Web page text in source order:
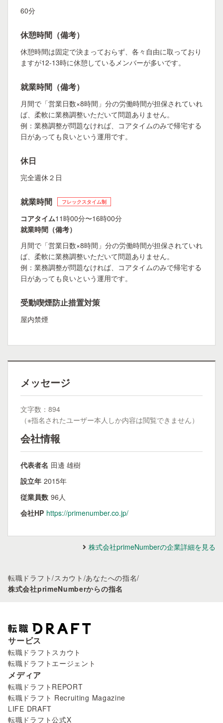
60分
休憩時間（備考）
休憩時間は固定で決まっておらず、各々自由に取っており
ますが12-13時に休憩しているメンバーが多いです。
就業時間（備考）
月間で「営業日数×8時間」分の労働時間が担保されていれ
ば、柔軟に業務調整いただいて問題ありません。
例：業務調整が問題なければ、コアタイムのみで帰宅する
日があっても良いという運用です。
休日
完全週休２日
就業時間 フレックスタイム制
コアタイム11時00分〜16時00分
就業時間（備考）
月間で「営業日数×8時間」分の労働時間が担保されていれ
ば、柔軟に業務調整いただいて問題ありません。
例：業務調整が問題なければ、コアタイムのみで帰宅する
日があっても良いという運用です。
受動喫煙防止措置対策
屋内禁煙
メッセージ
文字数：894
（※指名されたユーザー本人しか内容は閲覧できません）
会社情報
代表者名 田邊 雄樹
設立年 2015年
従業員数 96人
会社HP https://primenumber.co.jp/
株式会社primeNumberの企業詳細を見る
転職ドラフト/スカウト /あなたへの指名/
株式会社primeNumberからの指名
サービス
転職ドラフトスカウト
転職ドラフトエージェント
メディア
転職ドラフトREPORT
転職ドラフト Recruiting Magazine
LIFE DRAFT
転職ドラフト公式X